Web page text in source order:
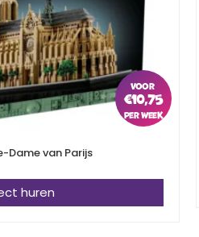
€10,75
Dame van Parijs
huren